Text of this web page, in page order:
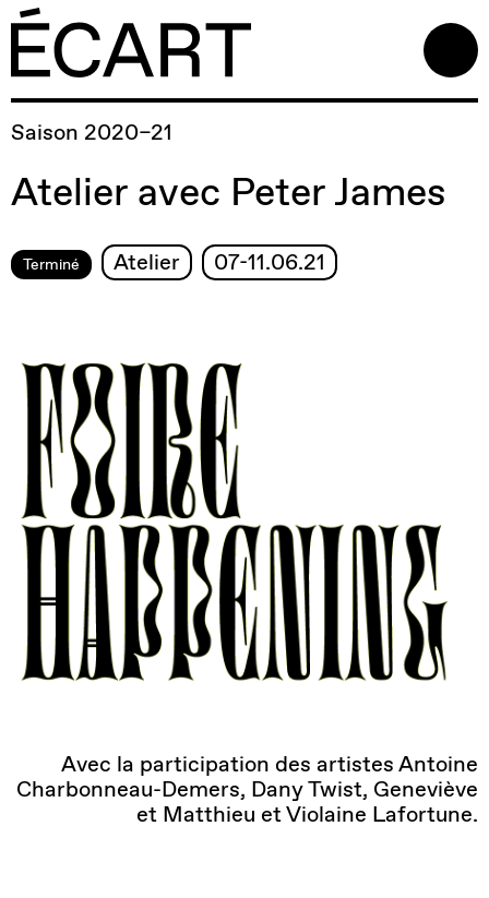
Saison 2020–21
Atelier avec Peter James
Terminé Atelier 07-11.06.21
Avec la participation des artistes Antoine
Charbonneau-Demers, Dany Twist, Geneviève
et Matthieu et Violaine Lafortune.